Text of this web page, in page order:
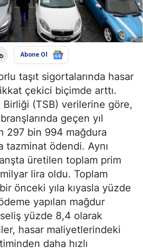
Abone Ol
taşıt sigortalarında hasar
çekici biçimde arttı.
(TSB) verilerine göre,
geçen yıl
297 bin 994 mağdura
tazminat ödendi. Aynı
üretilen toplam prim
lira oldu. Toplam
önceki yıla kıyasla yüzde
yapılan mağdur
yüzde 8,4 olarak
hasar maliyetlerindeki
daha hızlı